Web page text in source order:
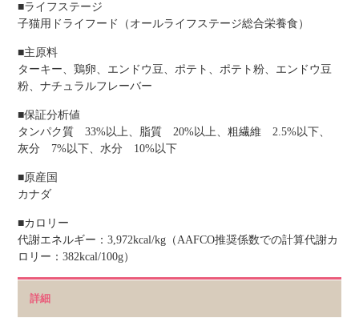
■ライフステージ
子猫用ドライフード（オールライフステージ総合栄養食）
■主原料
ターキー、鶏卵、エンドウ豆、ポテト、ポテト粉、エンドウ豆
粉、ナチュラルフレーバー
■保証分析値
タンパク質 33%以上、脂質 20%以上、粗繊維 2.5%以下、
灰分 7%以下、水分 10%以下
■原産国
カナダ
■カロリー
代謝エネルギー：3,972kcal/kg（AAFCO推奨係数での計算代謝カ
ロリー：382kcal/100g）
詳細